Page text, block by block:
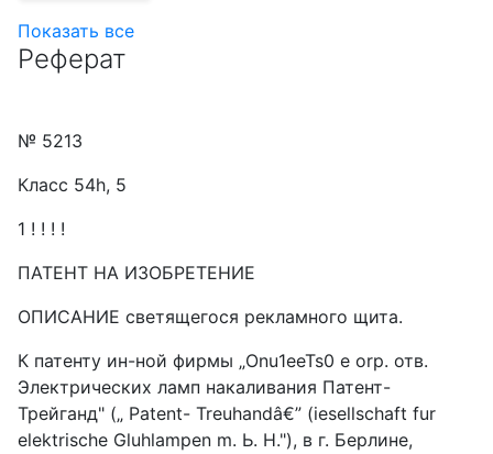
Показать все
Реферат
№ 5213
Класс 54h, 5
1 ! ! ! !
ПАТЕНТ НА ИЗОБРЕТЕНИЕ
ОПИСАНИЕ светящегося рекламного щита.
К патенту ин-ной фирмы „Onu1eeTs0 e orp. отв.
Электрических ламп накаливания Патент-
Трейганд" („ Patent- Treuhandâ€” (iesellschaft fur
elektrische Gluhlampen m. Ь. Н."), в г. Берлине,